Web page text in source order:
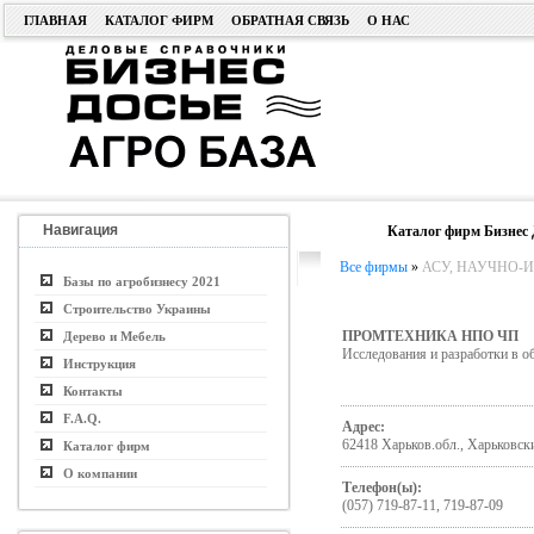
ГЛАВНАЯ КАТАЛОГ ФИРМ ОБРАТНАЯ СВЯЗЬ О НАС
Навигация
Базы по агробизнесу 2021
Строительство Украины
Дерево и Мебель
Инструкция
Контакты
F.A.Q.
Каталог фирм
О компании
Каталог фирм Бизнес
Все фирмы» АСУ, НАУЧНО-
ПРОМТЕХНИКА НПО ЧП
Исследования и разработки в
Адрес:
62418 Харьков.обл.,
Телефон(ы):
(057) 719-87-11, 719-87-09